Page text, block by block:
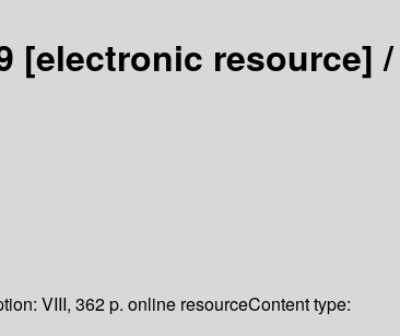
[electronic resource] /
VIII, 362 p. online resourceContent type: